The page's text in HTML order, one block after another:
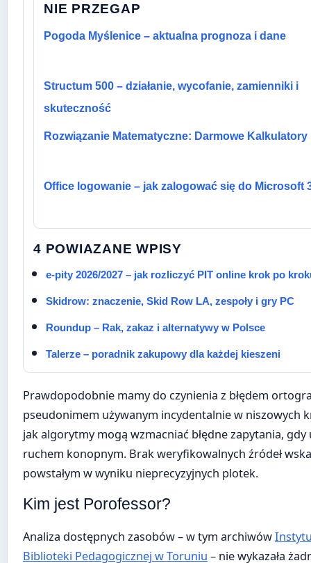
NIE PRZEGAP
Pogoda Myślenice – aktualna prognoza i dane
Structum 500 – działanie, wycofanie, zamienniki i
skuteczność
Rozwiązanie Matematyczne: Darmowe Kalkulatory
Office logowanie – jak zalogować się do Microsoft
4 POWIAZANE WPISY
e-pity 2026/2027 – jak rozliczyć PIT online krok po
Skidrow: znaczenie, Skid Row LA, zespoły i gry PC
Roundup – Rak, zakaz i alternatywy w Polsce
Talerze – poradnik zakupowy dla każdej kieszeni
Prawdopodobnie mamy do czynienia z błędem
pseudonimem używanym incydentalnie w niszowych
jak algorytmy mogą wzmacniać błędne zapytania,
ruchem konopnym. Brak weryfikowalnych źródeł
powstałym w wyniku nieprecyzyjnych plotek.
Kim jest Porofessor?
Analiza dostępnych zasobów – w tym archiwów
Biblioteki Pedagogicznej w Toruniu – nie wykazała